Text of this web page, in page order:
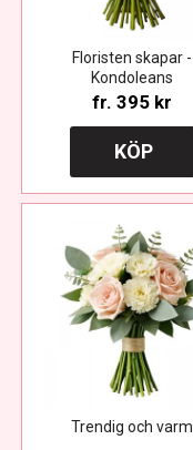
Floristen skapar -
Kondoleans
fr. 395 kr
KÖP
Trendig och varm